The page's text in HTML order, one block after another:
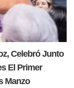
Celebró Junto
El Primer
Manzo